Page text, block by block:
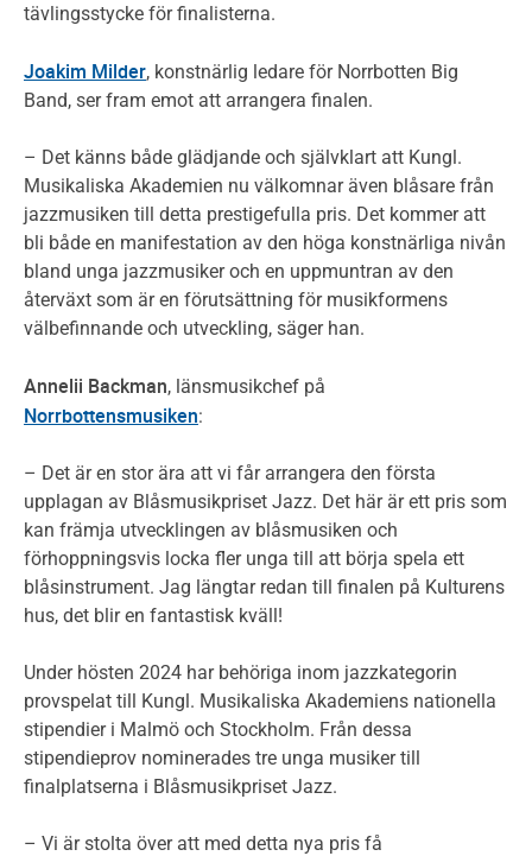
tävlingsstycke för finalisterna.
Joakim Milder, konstnärlig ledare för Norrbotten Big
Band, ser fram emot att arrangera finalen.
– Det känns både glädjande och självklart att Kungl.
Musikaliska Akademien nu välkomnar även blåsare från
jazzmusiken till detta prestigefulla pris. Det kommer att
bli både en manifestation av den höga konstnärliga nivån
bland unga jazzmusiker och en uppmuntran av den
återväxt som är en förutsättning för musikformens
välbefinnande och utveckling, säger han.
Annelii Backman, länsmusikchef på
Norrbottensmusiken:
– Det är en stor ära att vi får arrangera den första
upplagan av Blåsmusikpriset Jazz. Det här är ett pris som
kan främja utvecklingen av blåsmusiken och
förhoppningsvis locka fler unga till att börja spela ett
blåsinstrument. Jag längtar redan till finalen på Kulturens
hus, det blir en fantastisk kväll!
Under hösten 2024 har behöriga inom jazzkategorin
provspelat till Kungl. Musikaliska Akademiens nationella
stipendier i Malmö och Stockholm. Från dessa
stipendieprov nominerades tre unga musiker till
finalplatserna i Blåsmusikpriset Jazz.
– Vi är stolta över att med detta nya pris få